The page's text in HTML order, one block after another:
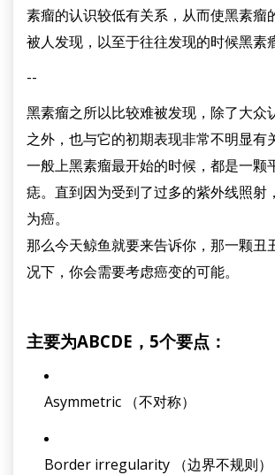
素瘤的认识较低有关系，从而使黑素瘤
被人发现，以至于往往发现的时候黑素
--
黑素瘤之所以比较难被发现，除了大众
之外，也与它的初期表现非常不明显有
一般上黑素瘤最开始的时候，都是一颗
痣。直到因为受到了过多的紫外线照射
为癌。
那么今天鲸鱼就要来告诉你，那一颗丑
况下，你会需要考虑癌变的可能。
主要为ABCDE，5个要点：
Asymmetric （不对称）
Border irregularity （边界不规则）